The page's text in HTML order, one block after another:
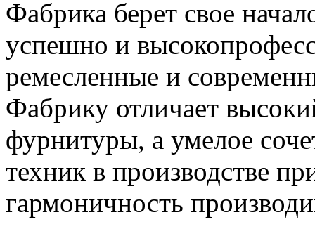
Фабрика берет свое
успешно и
ремесленные и
Фабрику отличает
фурнитуры, а умелое
техник в производстве
гармоничность